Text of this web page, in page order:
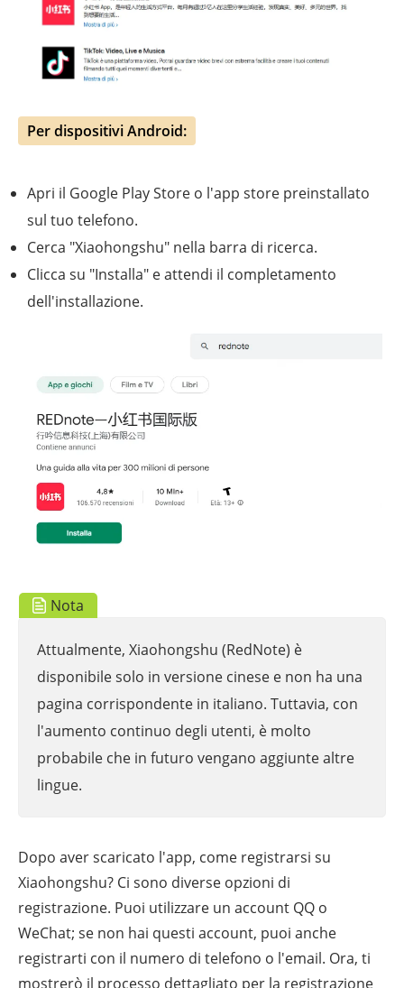
Per dispositivi Android:
Apri il Google Play Store o l'app store preinstallato
sul tuo telefono.
Cerca "Xiaohongshu" nella barra di ricerca.
Clicca su "Installa" e attendi il completamento
dell'installazione.
Nota
Attualmente, Xiaohongshu (RedNote) è
disponibile solo in versione cinese e non ha una
pagina corrispondente in italiano. Tuttavia, con
l'aumento continuo degli utenti, è molto
probabile che in futuro vengano aggiunte altre
lingue.
Dopo aver scaricato l'app, come registrarsi su
Xiaohongshu? Ci sono diverse opzioni di
registrazione. Puoi utilizzare un account QQ o
WeChat; se non hai questi account, puoi anche
registrarti con il numero di telefono o l'email. Ora, ti
mostrerò il processo dettagliato per la registrazione